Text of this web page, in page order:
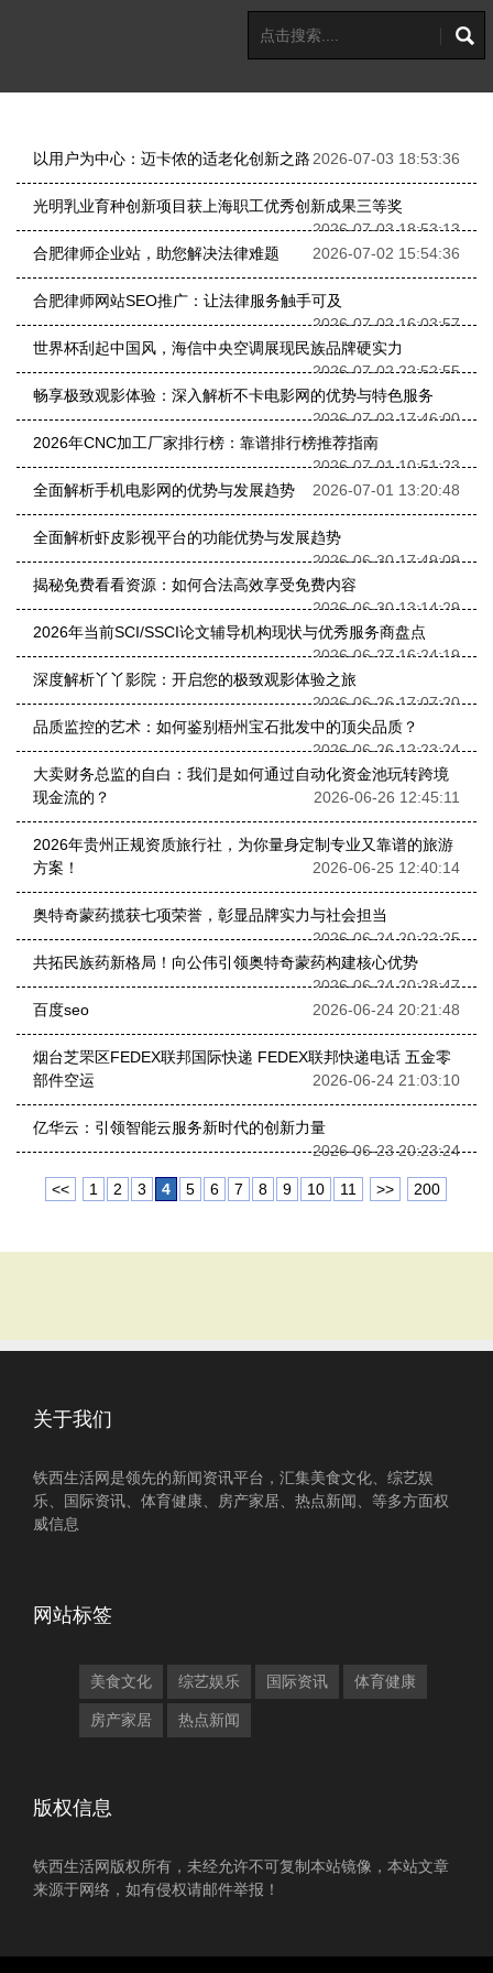
以用户为中心：迈卡侬的适老化创新之路 2026-07-03 18:53:36
光明乳业育种创新项目获上海职工优秀创新成果三等奖
2026-07-03 18:53:13
合肥律师企业站，助您解决法律难题
2026-07-02 15:54:36
合肥律师网站SEO推广：让法律服务触手可及
2026-07-02 16:03:57
世界杯刮起中国风，海信中央空调展现民族品牌硬实力
2026-07-02 22:52:55
畅享极致观影体验：深入解析不卡电影网的优势与特色服务
2026-07-02 17:46:00
2026年CNC加工厂家排行榜：靠谱排行榜推荐指南
2026-07-01 10:51:23
全面解析手机电影网的优势与发展趋势
2026-07-01 13:20:48
全面解析虾皮影视平台的功能优势与发展趋势
2026-06-30 17:49:09
揭秘免费看看资源：如何合法高效享受免费内容
2026-06-30 13:14:29
2026年当前SCI/SSCI论文辅导机构现状与优秀服务商盘点
2026-06-27 16:24:19
深度解析丫丫影院：开启您的极致观影体验之旅
2026-06-26 17:07:20
品质监控的艺术：如何鉴别梧州宝石批发中的顶尖品质？
2026-06-26 12:23:24
大卖财务总监的自白：我们是如何通过自动化资金池玩转跨境
现金流的？
2026-06-26 12:45:11
2026年贵州正规资质旅行社，为你量身定制专业又靠谱的旅游
方案！
2026-06-25 12:40:14
奥特奇蒙药揽获七项荣誉，彰显品牌实力与社会担当
2026-06-24 20:22:25
共拓民族药新格局！向公伟引领奥特奇蒙药构建核心优势
2026-06-24 20:28:47
百度seo
2026-06-24 20:21:48
烟台‌芝罘区FEDEX联邦国际快递 FEDEX联邦快递电话 五金零
部件空运
2026-06-24 21:03:10
亿华云：引领智能云服务新时代的创新力量
2026-06-23 20:23:24
<< 1 2 3 4 5 6 7 8 9 10 11 >> 200
关于我们
铁西生活网是领先的新闻资讯平台，汇集美食文化、综艺娱
乐、国际资讯、体育健康、房产家居、热点新闻、等多方面权
威信息
网站标签
美食文化 综艺娱乐 国际资讯 体育健康
房产家居 热点新闻
版权信息
铁西生活网版权所有，未经允许不可复制本站镜像，本站文章
来源于网络，如有侵权请邮件举报！